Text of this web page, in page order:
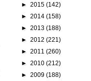
► 2015 (142)
► 2014 (158)
► 2013 (188)
► 2012 (221)
► 2011 (260)
► 2010 (212)
► 2009 (188)